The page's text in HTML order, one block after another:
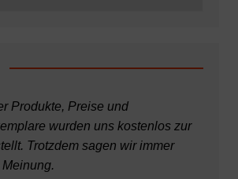
Produkte, Preise und
wurden uns kostenlos zur
Trotzdem sagen wir immer